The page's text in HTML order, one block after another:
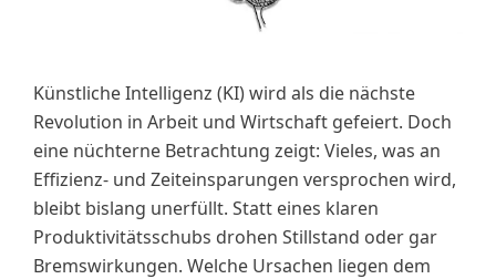
Künstliche Intelligenz (KI) wird als die nächste
Revolution in Arbeit und Wirtschaft gefeiert. Doch
eine nüchterne Betrachtung zeigt: Vieles, was an
Effizienz- und Zeiteinsparungen versprochen wird,
bleibt bislang unerfüllt. Statt eines klaren
Produktivitätsschubs drohen Stillstand oder gar
Bremswirkungen. Welche Ursachen liegen dem